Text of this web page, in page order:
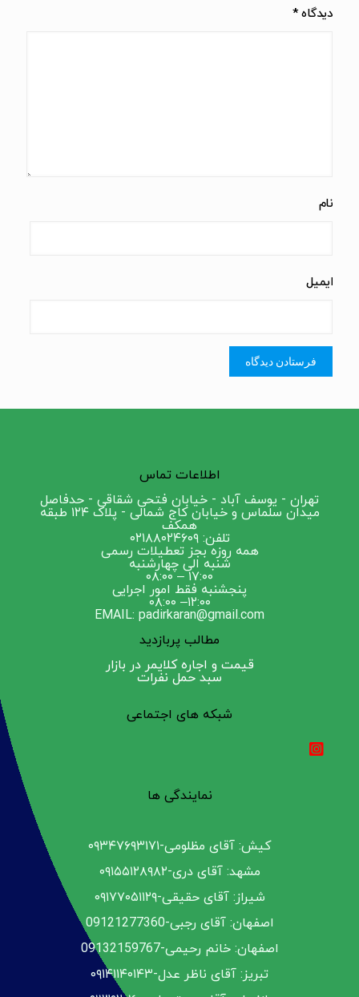
دیدگاه*
نام
ایمیل
اطلاعات تماس
تهران - یوسف آباد - خیابان فتحی شقاقی - حدفاصل
میدان سلماس و خیابان کاج شمالی - پلاک ۱۲۴ طبقه
همکف
تلفن: ۰۲۱۸۸۰۲۴۶۰۹
همه روزه بجز تعطیلات رسمی
شنبه الی چهارشنبه
۱۷:۰۰ – ۰۸:۰۰
پنجشنبه فقط امور اجرایی
۱۲:۰۰– ۰۸:۰۰
EMAIL: padirkaran@gmail.com
مطالب پربازدید
قیمت و اجاره کلایمر در بازار
سبد حمل نفرات
شبکه های اجتماعی
نمایندگی ها
کیش: آقای مظلومی-۰۹۳۴۷۶۹۳۱۷۱
مشهد: آقای دری-۰۹۱۵۵۱۲۸۹۸۲
شیراز: آقای حقیقی-۰۹۱۷۷۰۵۱۱۲۹
اصفهان: آقای رجبی-09121277360
اصفهان: خانم رحیمی-09132159767
تبریز: آقای ناظر عدل-۰۹۱۴۱۱۴۰۱۴۳